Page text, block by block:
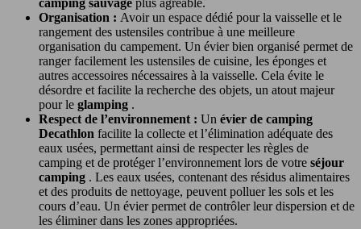
camping sauvage plus agréable.
Organisation : Avoir un espace dédié pour la vaisselle et le
rangement des ustensiles contribue à une meilleure
organisation du campement. Un évier bien organisé permet de
ranger facilement les ustensiles de cuisine, les éponges et
autres accessoires nécessaires à la vaisselle. Cela évite le
désordre et facilite la recherche des objets, un atout majeur
pour le glamping .
Respect de l’environnement : Un évier de camping
Decathlon facilite la collecte et l’élimination adéquate des
eaux usées, permettant ainsi de respecter les règles de
camping et de protéger l’environnement lors de votre séjour
camping . Les eaux usées, contenant des résidus alimentaires
et des produits de nettoyage, peuvent polluer les sols et les
cours d’eau. Un évier permet de contrôler leur dispersion et de
les éliminer dans les zones appropriées.